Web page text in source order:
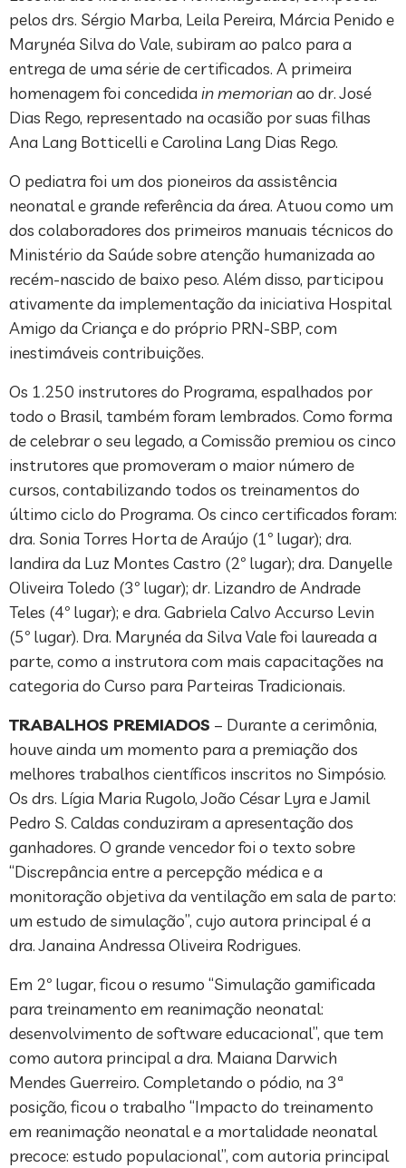
pelos drs. Sérgio Marba, Leila Pereira, Márcia Penido e
Marynéa Silva do Vale, subiram ao palco para a
entrega de uma série de certificados. A primeira
homenagem foi concedida in memorianao dr. José
Dias Rego, representado na ocasião por suas filhas
Ana Lang Botticelli e Carolina Lang Dias Rego.
O pediatra foi um dos pioneiros da assistência
neonatal e grande referência da área. Atuou como um
dos colaboradores dos primeiros manuais técnicos do
Ministério da Saúde sobre atenção humanizada ao
recém-nascido de baixo peso. Além disso, participou
ativamente da implementação da iniciativa Hospital
Amigo da Criança e do próprio PRN-SBP, com
inestimáveis contribuições.
Os 1.250 instrutores do Programa, espalhados por
todo o Brasil, também foram lembrados. Como forma
de celebrar o seu legado, a Comissão premiou os cinco
instrutores que promoveram o maior número de
cursos, contabilizando todos os treinamentos do
último ciclo do Programa. Os cinco certificados foram:
dra. Sonia Torres Horta de Araújo (1º lugar); dra.
Iandira da Luz Montes Castro (2º lugar); dra. Danyelle
Oliveira Toledo (3º lugar); dr. Lizandro de Andrade
Teles (4º lugar); e dra. Gabriela Calvo Accurso Levin
(5º lugar). Dra. Marynéa da Silva Vale foi laureada a
parte, como a instrutora com mais capacitações na
categoria do Curso para Parteiras Tradicionais.
TRABALHOS PREMIADOS – Durante a cerimônia,
houve ainda um momento para a premiação dos
melhores trabalhos científicos inscritos no Simpósio.
Os drs. Lígia Maria Rugolo, João César Lyra e Jamil
Pedro S. Caldas conduziram a apresentação dos
ganhadores. O grande vencedor foi o texto sobre
“Discrepância entre a percepção médica e a
monitoração objetiva da ventilação em sala de parto:
um estudo de simulação”, cujo autora principal é a
dra. Janaina Andressa Oliveira Rodrigues.
Em 2º lugar, ficou o resumo “Simulação gamificada
para treinamento em reanimação neonatal:
desenvolvimento de software educacional”, que tem
como autora principal a dra. Maiana Darwich
Mendes Guerreiro. Completando o pódio, na 3ª
posição, ficou o trabalho “Impacto do treinamento
em reanimação neonatal e a mortalidade neonatal
precoce: estudo populacional”, com autoria principal